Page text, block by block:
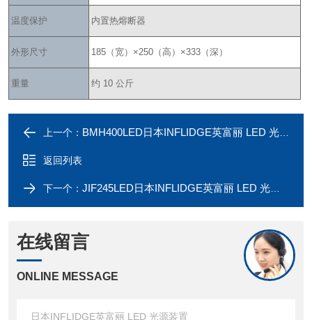
温度保护 内置热熔断器
外形尺寸 185（宽）×250（高）×333（深）
重量 约 10 公斤
上一个： BMH400LED日本INFLIDGE英富丽 LED 光源装置
返回列表
下一个： JIF245LED日本INFLIDGE英富丽 LED 光源装置
在线留言
ONLINE MESSAGE